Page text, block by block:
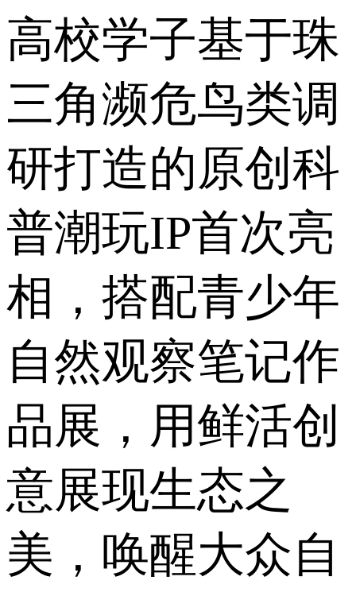
高校学子基于珠
三角濒危鸟类调
研打造的原创科
普潮玩IP首次亮
相，搭配青少年
自然观察笔记作
品展，用鲜活创
意展现生态之
美，唤醒大众自